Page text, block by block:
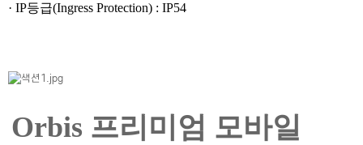
· IP등급(Ingress Protection) : IP54
Orbis 프리미엄 모바일